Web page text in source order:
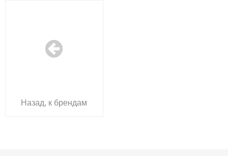
Назад, к брендам